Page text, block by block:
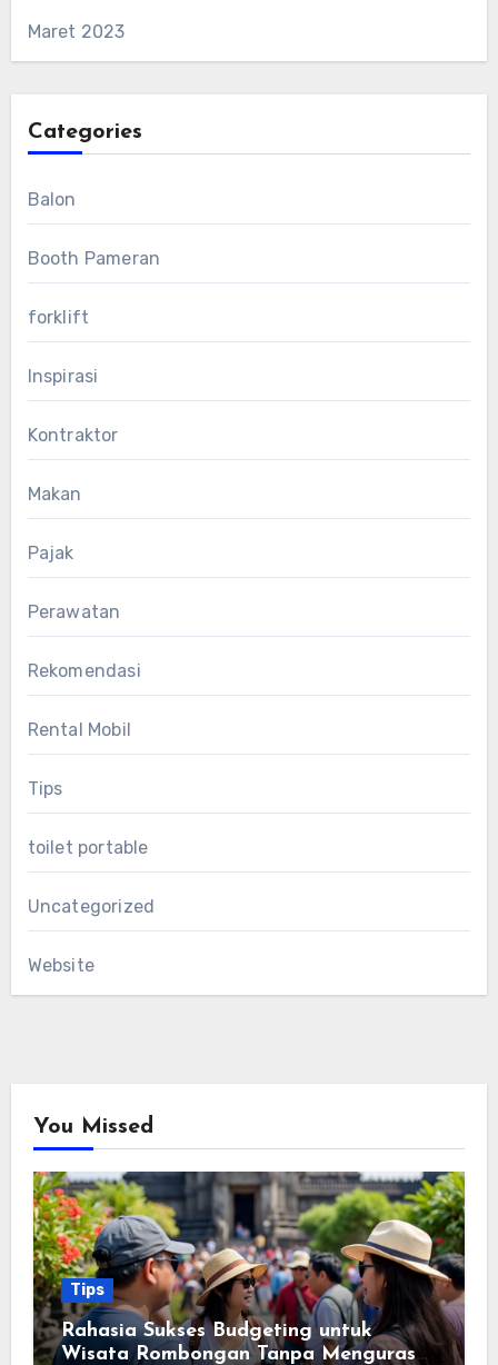
Maret 2023
Categories
Balon
Booth Pameran
forklift
Inspirasi
Kontraktor
Makan
Pajak
Perawatan
Rekomendasi
Rental Mobil
Tips
toilet portable
Uncategorized
Website
You Missed
Tips
Rahasia Sukses Budgeting untuk
Wisata Rombongan Tanpa Menguras